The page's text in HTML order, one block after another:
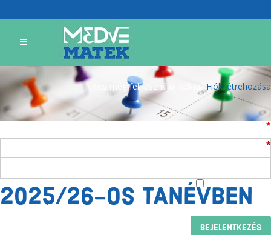
Nincs még felhasználói fiókja? Fiók létrehozása
Felhasználónév*
*
Emlékezzen rám
RENDEZVÉNYEINKA
2025/26-OS TANÉVBEN